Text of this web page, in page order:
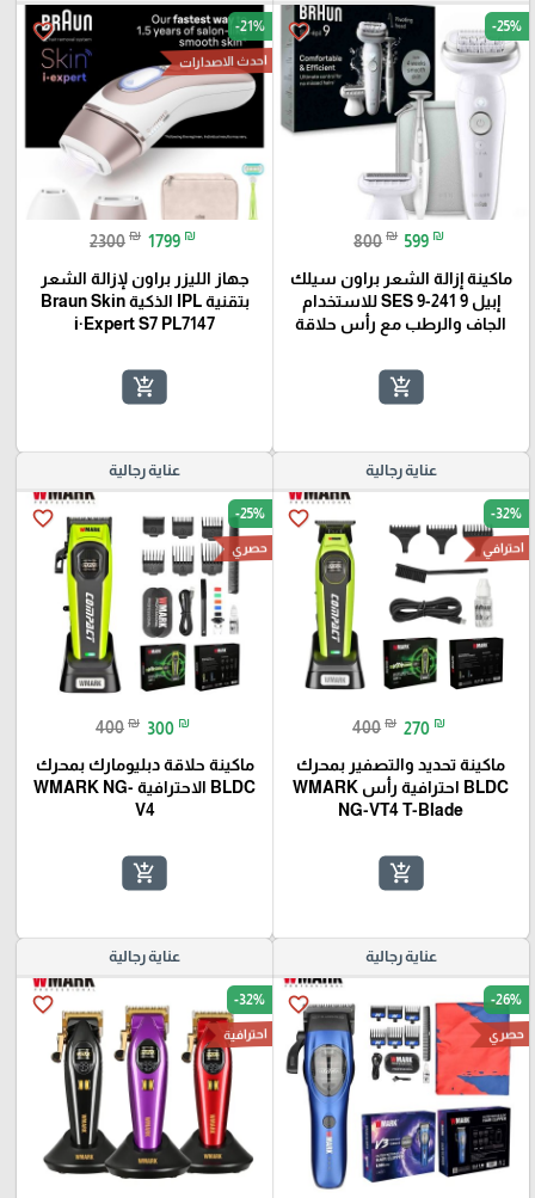
🎓
favorite_border -25%
800 ₪ 599 ₪
ماكينة إزالة الشعر براون سيلك
إبيل 9 SES 9-241 للاستخدام
الجاف والرطب مع رأس حلاقة
add_shopping_cart
favorite_border -21%
احدث الاصدارات
2300 ₪ 1799 ₪
جهاز الليزر براون لإزالة الشعر
بتقنية IPL الذكية Braun Skin
i·Expert S7 PL7147
add_shopping_cart
عناية رجالية
favorite_border -32%
احترافي
400 ₪ 270 ₪
ماكينة تحديد والتصفير بمحرك
BLDC احترافية رأس WMARK
NG-VT4 T-Blade
add_shopping_cart
عناية رجالية
favorite_border -25%
حصري
400 ₪ 300 ₪
ماكينة حلاقة دبليومارك بمحرك
BLDC الاحترافية WMARK NG-
V4
add_shopping_cart
عناية رجالية
favorite_border -26%
حصري
عناية رجالية
favorite_border -32%
احترافية